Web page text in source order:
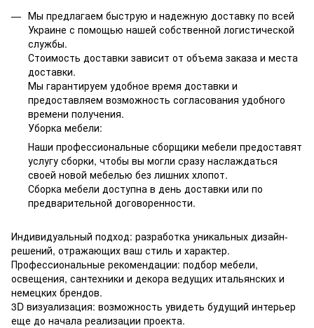
Мы предлагаем быструю и надежную доставку по всей
Украине с помощью нашей собственной логистической
службы.
Стоимость доставки зависит от объема заказа и места
доставки.
Мы гарантируем удобное время доставки и
предоставляем возможность согласования удобного
времени получения.
Уборка мебели:
Наши профессиональные сборщики мебели предоставят
услугу сборки, чтобы вы могли сразу наслаждаться
своей новой мебелью без лишних хлопот.
Сборка мебели доступна в день доставки или по
предварительной договоренности.
Индивидуальный подход: разработка уникальных дизайн-
решений, отражающих ваш стиль и характер.
Профессиональные рекомендации: подбор мебели,
освещения, сантехники и декора ведущих итальянских и
немецких брендов.
3D визуализация: возможность увидеть будущий интерьер
еще до начала реализации проекта.